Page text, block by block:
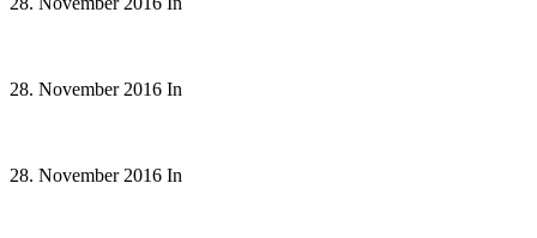
28. November 2016 In
28. November 2016 In